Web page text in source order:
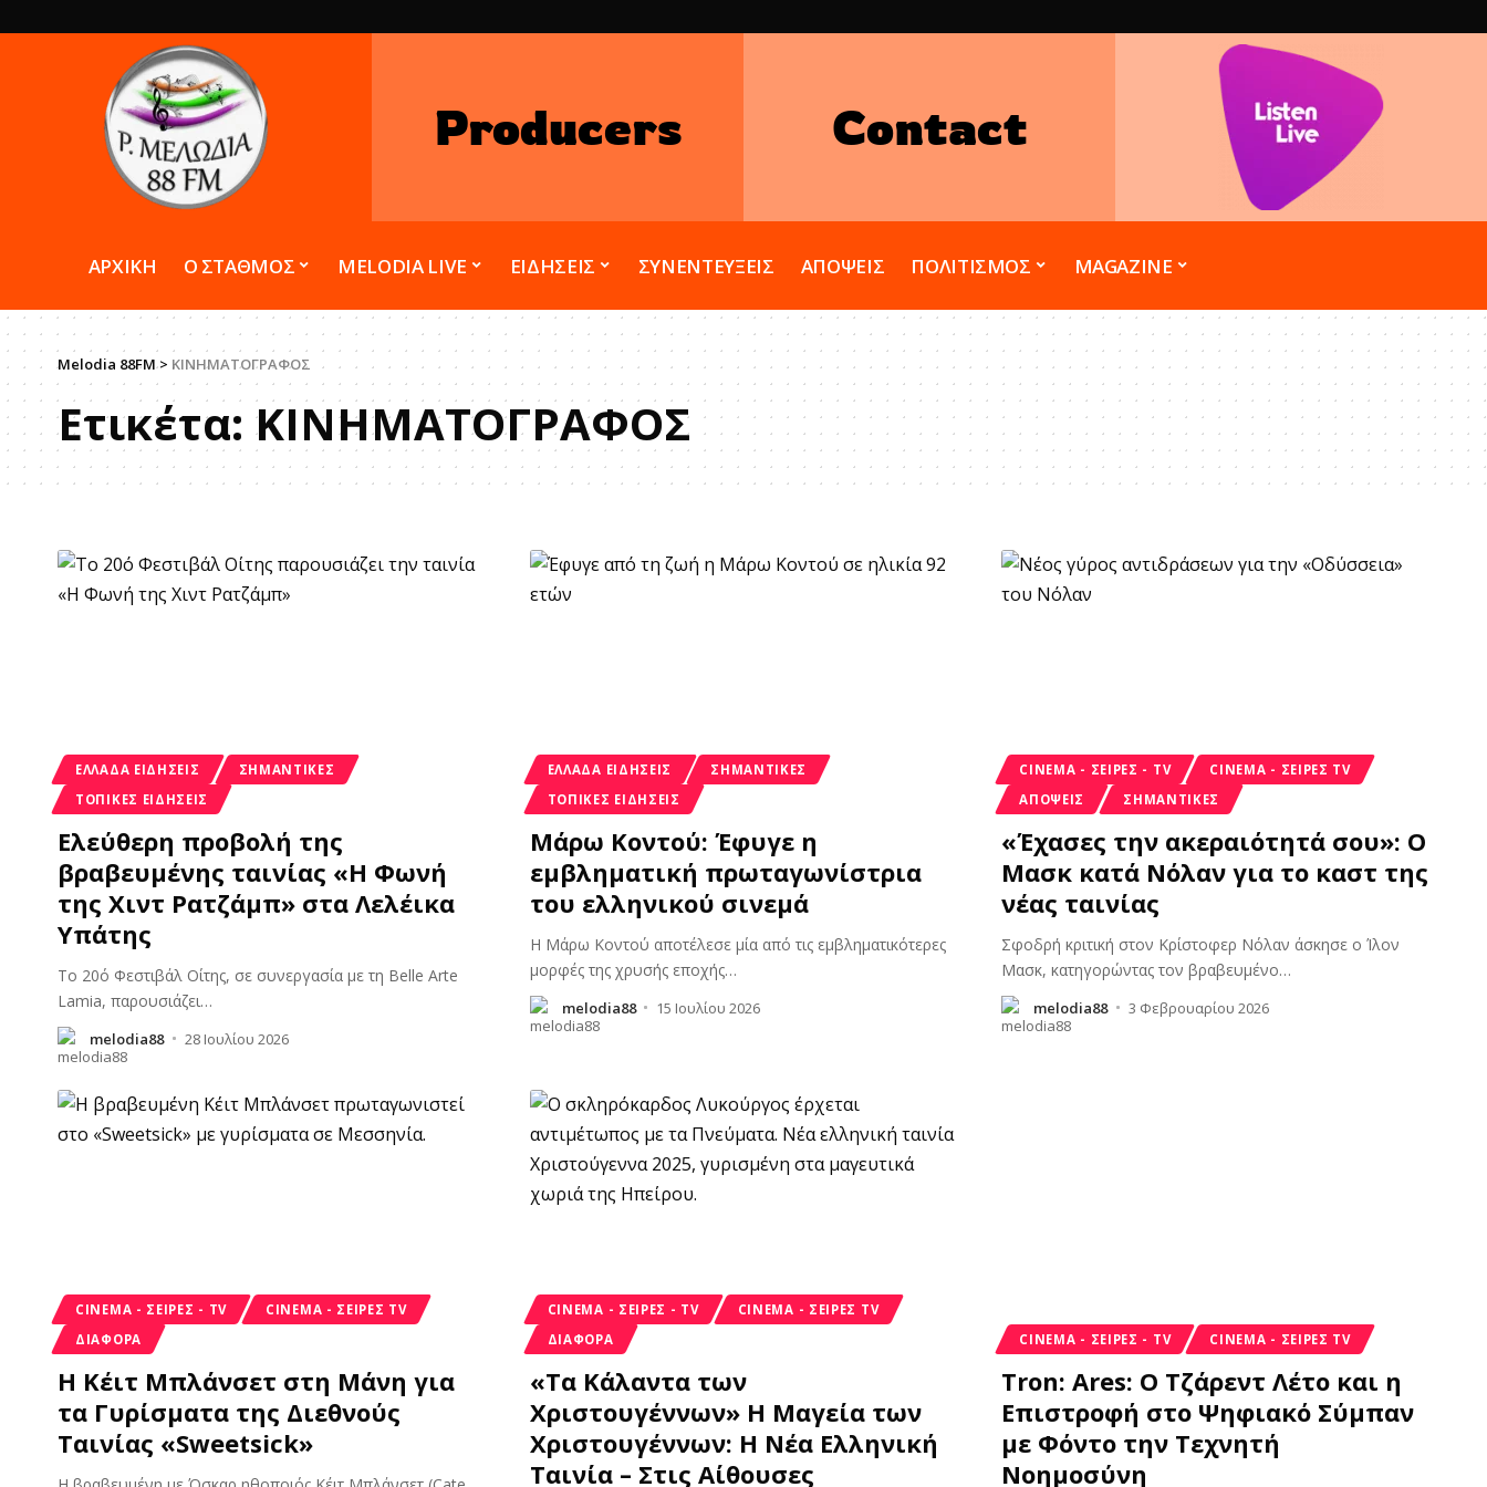
Producers Contact
ΑΡΧΙΚΗ Ο ΣΤΑΘΜΟΣ MELODIA LIVE ΕΙΔΗΣΕΙΣ ΣΥΝΕΝΤΕΥΞΕΙΣ ΑΠΟΨΕΙΣ ΠΟΛΙΤΙΣΜΟΣ MAGAZINE
Melodia 88FM> ΚΙΝΗΜΑΤΟΓΡΑΦΟΣ
Ετικέτα: ΚΙΝΗΜΑΤΟΓΡΑΦΟΣ
ΕΛΛΆΔΑ ΕΙΔΉΣΕΙΣ
ΣΗΜΑΝΤΙΚΈΣ
ΤΟΠΙΚΈΣ ΕΙΔΉΣΕΙΣ
Ελεύθερη προβολή της
βραβευμένης ταινίας «Η Φωνή
της Χιντ Ρατζάμπ» στα Λελέικα
Υπάτης
Το 20ό Φεστιβάλ Οίτης, σε συνεργασία με τη Belle Arte
Lamia, παρουσιάζει…
melodia88 28 Ιουλίου 2026
ΕΛΛΆΔΑ ΕΙΔΉΣΕΙΣ
ΣΗΜΑΝΤΙΚΈΣ
ΤΟΠΙΚΈΣ ΕΙΔΉΣΕΙΣ
Μάρω Κοντού: Έφυγε η
εμβληματική πρωταγωνίστρια
του ελληνικού σινεμά
Η Μάρω Κοντού αποτέλεσε μία από τις εμβληματικότερες
μορφές της χρυσής εποχής…
melodia88 15 Ιουλίου 2026
CINEMA - ΣΕΙΡΈΣ - TV
CINEMA - ΣΕΙΡΈΣ TV
ΑΠΟΨΕΙΣ
ΣΗΜΑΝΤΙΚΈΣ
«Έχασες την ακεραιότητά σου»: Ο
Μασκ κατά Νόλαν για το καστ της
νέας ταινίας
Σφοδρή κριτική στον Κρίστοφερ Νόλαν άσκησε ο Ίλον
Μασκ, κατηγορώντας τον βραβευμένο…
melodia88 3 Φεβρουαρίου 2026
CINEMA - ΣΕΙΡΈΣ - TV
CINEMA - ΣΕΙΡΈΣ TV
ΔΙΑΦΟΡΑ
Η Κέιτ Μπλάνσετ στη Μάνη για
τα Γυρίσματα της Διεθνούς
Ταινίας «Sweetsick»
CINEMA - ΣΕΙΡΈΣ - TV
CINEMA - ΣΕΙΡΈΣ TV
ΔΙΑΦΟΡΑ
«Τα Κάλαντα των
Χριστουγέννων» Η Μαγεία των
Χριστουγέννων: Η Νέα Ελληνική
Ταινία – Στις Αίθουσες
CINEMA - ΣΕΙΡΈΣ - TV CINEMA - ΣΕΙΡΈΣ TV
Tron: Ares: Ο Τζάρεντ Λέτο και η
Επιστροφή στο Ψηφιακό Σύμπαν
με Φόντο την Τεχνητή
Νοημοσύνη